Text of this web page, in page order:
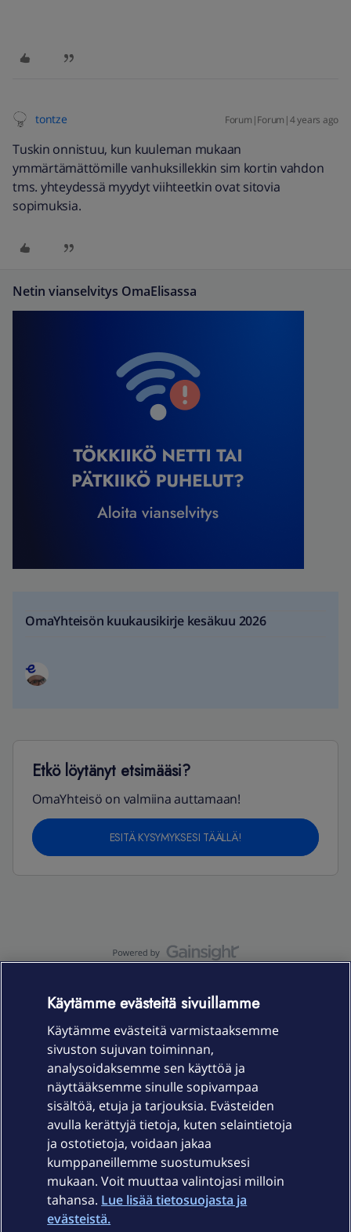
tontze Forum|Forum|4 years ago
Tuskin onnistuu, kun kuuleman mukaan
ymmärtämättömille vanhuksillekkin sim kortin vahdon
tms. yhteydessä myydyt viihteetkin ovat sitovia
sopimuksia.
Netin vianselvitys OmaElisassa
OmaYhteisön kuukausikirje kesäkuu 2026
Etkö löytänyt etsimääsi?
OmaYhteisö on valmiina auttamaan!
ESITÄ KYSYMYKSESI TÄÄLLÄ!
Laitteet & liittymät
Palvelut
Ajankohtaista
Käytämme evästeitä sivuillamme
Käytämme evästeitä varmistaaksemme
sivuston sujuvan toiminnan,
analysoidaksemme sen käyttöä ja
näyttääksemme sinulle sopivampaa
sisältöä, etuja ja tarjouksia. Evästeiden
avulla kerättyjä tietoja, kuten selaintietoja
ja ostotietoja, voidaan jakaa
kumppaneillemme suostumuksesi
mukaan. Voit muuttaa valintojasi milloin
tahansa. Lue lisää tietosuojasta ja
evästeistä.